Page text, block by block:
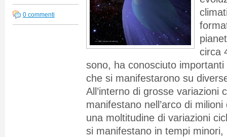
0 commenti
circa
sono, ha conosciuto
che si manifestarono su
All’interno di grosse variazioni
manifestano nell’arco di
una moltitudine di variazioni
si manifestano in tempi